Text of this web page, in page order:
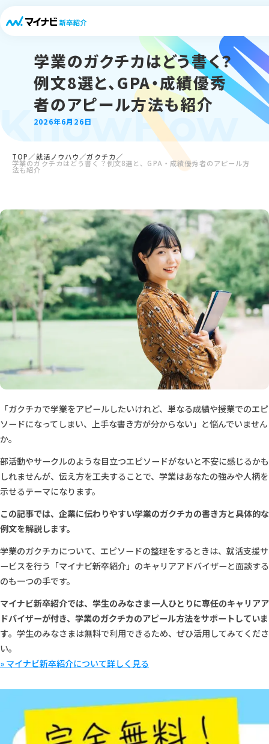
学業のガクチカはどう書く？
例文8選と、GPA・成績優秀
者のアピール方法も紹介
2026年6月26日
TOP 就活ノウハウ ガクチカ
学業のガクチカはどう書く？例文8選と、GPA・成績優秀者のアピール方
法も紹介
「ガクチカで学業をアピールしたいけれど、単なる成績や授業でのエピ
ソードになってしまい、上手な書き方が分からない」と悩んでいません
か。
部活動やサークルのような目立つエピソードがないと不安に感じるかも
しれませんが、伝え方を工夫することで、学業はあなたの強みや人柄を
示せるテーマになります。
この記事では、企業に伝わりやすい学業のガクチカの書き方と具体的な
例文を解説します。
学業のガクチカについて、エピソードの整理をするときは、就活支援サ
ービスを行う「マイナビ新卒紹介」のキャリアアドバイザーと面談する
のも一つの手です。
マイナビ新卒紹介では、学生のみなさま一人ひとりに専任のキャリアア
ドバイザーが付き、学業のガクチカのアピール方法をサポートしていま
す。学生のみなさまは無料で利用できるため、ぜひ活用してみてくださ
い。
» マイナビ新卒紹介について詳しく見る